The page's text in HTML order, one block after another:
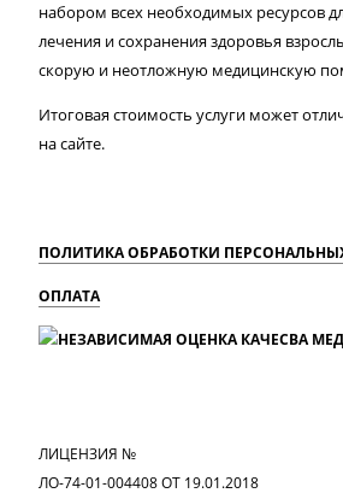
набором всех необходимых ресурсов
лечения и сохранения здоровья
скорую и неотложную медицинскую
Итоговая стоимость услуги может
на сайте.
ПОЛИТИКА ОБРАБОТКИ
ОПЛАТА
ЛИЦЕНЗИЯ №
ЛО-74-01-004408 ОТ 19.01.2018